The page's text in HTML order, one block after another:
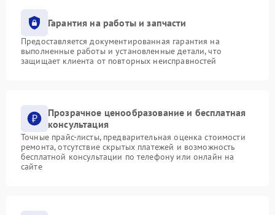
Гарантия на работы и запчасти
Предоставляется документированная гарантия на
выполненные работы и установленные детали, что
защищает клиента от повторных неисправностей
Прозрачное ценообразование и бесплатная
консультация
Точные прайс-листы, предварительная оценка стоимости
ремонта, отсутствие скрытых платежей и возможность
бесплатной консультации по телефону или онлайн на
сайте